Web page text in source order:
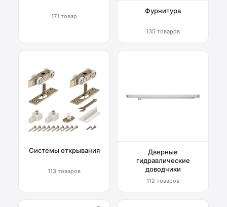
171 товар
Фурнитура
135 товаров
Системы открывания
113 товаров
Дверные
гидравлические
доводчики
112 товаров